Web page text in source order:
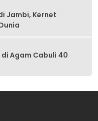
Jambi, Kernet
Agam Cabuli 40